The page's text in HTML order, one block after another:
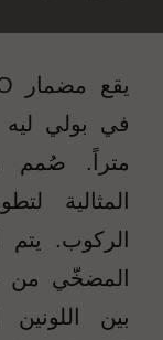
متراً. صُمم
المثالية
الركوب. يتم
المضخّي من
بين اللونين